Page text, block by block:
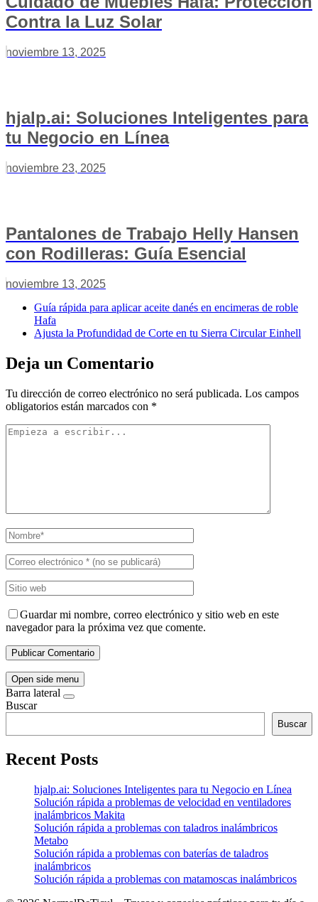
Contra la Luz Solar
noviembre 13, 2025
hjalp.ai: Soluciones Inteligentes para
tu Negocio en Línea
noviembre 23, 2025
Pantalones de Trabajo Helly Hansen
con Rodilleras: Guía Esencial
noviembre 13, 2025
Guía rápida para aplicar aceite danés en encimeras de roble
Hafa
Ajusta la Profundidad de Corte en tu Sierra Circular Einhell
Deja un Comentario
Tu dirección de correo electrónico no será publicada. Los campos
obligatorios están marcados con *
Guardar mi nombre, correo electrónico y sitio web en este
navegador para la próxima vez que comente.
Open side menu
Barra lateral
Buscar
Buscar
Recent Posts
hjalp.ai: Soluciones Inteligentes para tu Negocio en Línea
Solución rápida a problemas de velocidad en ventiladores
inalámbricos Makita
Solución rápida a problemas con taladros inalámbricos
Metabo
Solución rápida a problemas con baterías de taladros
inalámbricos
Solución rápida a problemas con matamoscas inalámbricos